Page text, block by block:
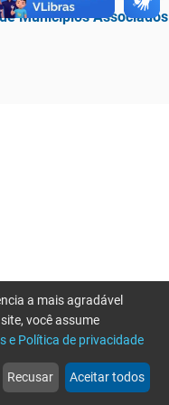
Municípios Associados
web
Notícias
more_horiz
Mais
a mais agradável
você assume
e Política de privacidade
Recusar Aceitar todos
novamente